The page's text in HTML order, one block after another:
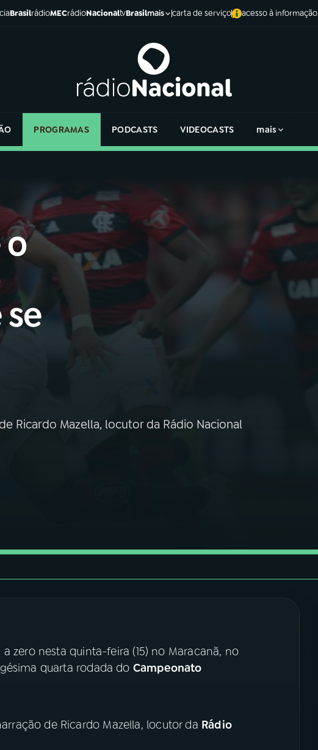
BrasilrádioMECrádioNacionaltvBrasilmais carta de serviço acesso à informação
PROGRAMAS PODCASTS VIDEOCASTS mais
Ricardo Mazella, locutor da Rádio Nacional
a zero nesta quinta-feira (15) no Maracanã, no
quarta rodada do Campeonato
de Ricardo Mazella, locutor da Rádio